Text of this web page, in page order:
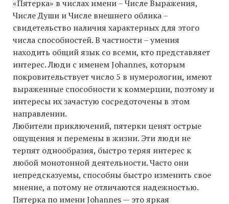
«Пятерка» в числах имени – Числе Выражения,
Числе Души и Числе внешнего облика –
свидетельство наличия характерных для этого
числа способностей. В частности – умения
находить общий язык со всеми, кто представляет
интерес. Люди с именем Johannes, которым
покровительствует число 5 в нумерологии, имеют
выраженные способности к коммерции, поэтому и
интересы их зачастую сосредоточены в этом
направлении.
Любители приключений, пятерки ценят острые
ощущения и перемены в жизни. Эти люди не
терпят однообразия, быстро теряя интерес к
любой монотонной деятельности. Часто они
непредсказуемы, способны быстро изменить свое
мнение, а потому не отличаются надежностью.
Пятерка по имени Johannes — это яркая